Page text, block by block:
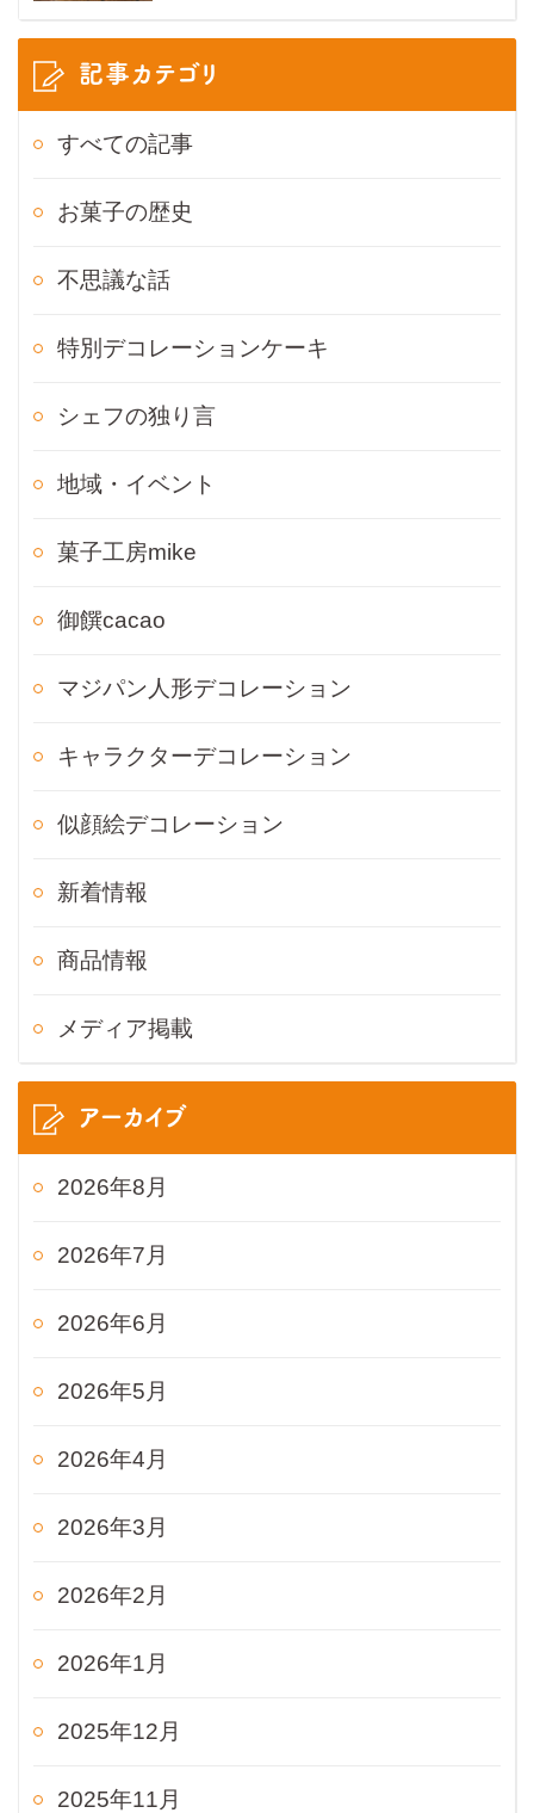
記事カテゴリ
すべての記事
お菓子の歴史
不思議な話
特別デコレーションケーキ
シェフの独り言
地域・イベント
菓子工房mike
御饌cacao
マジパン人形デコレーション
キャラクターデコレーション
似顔絵デコレーション
新着情報
商品情報
メディア掲載
アーカイブ
2026年8月
2026年7月
2026年6月
2026年5月
2026年4月
2026年3月
2026年2月
2026年1月
2025年12月
2025年11月